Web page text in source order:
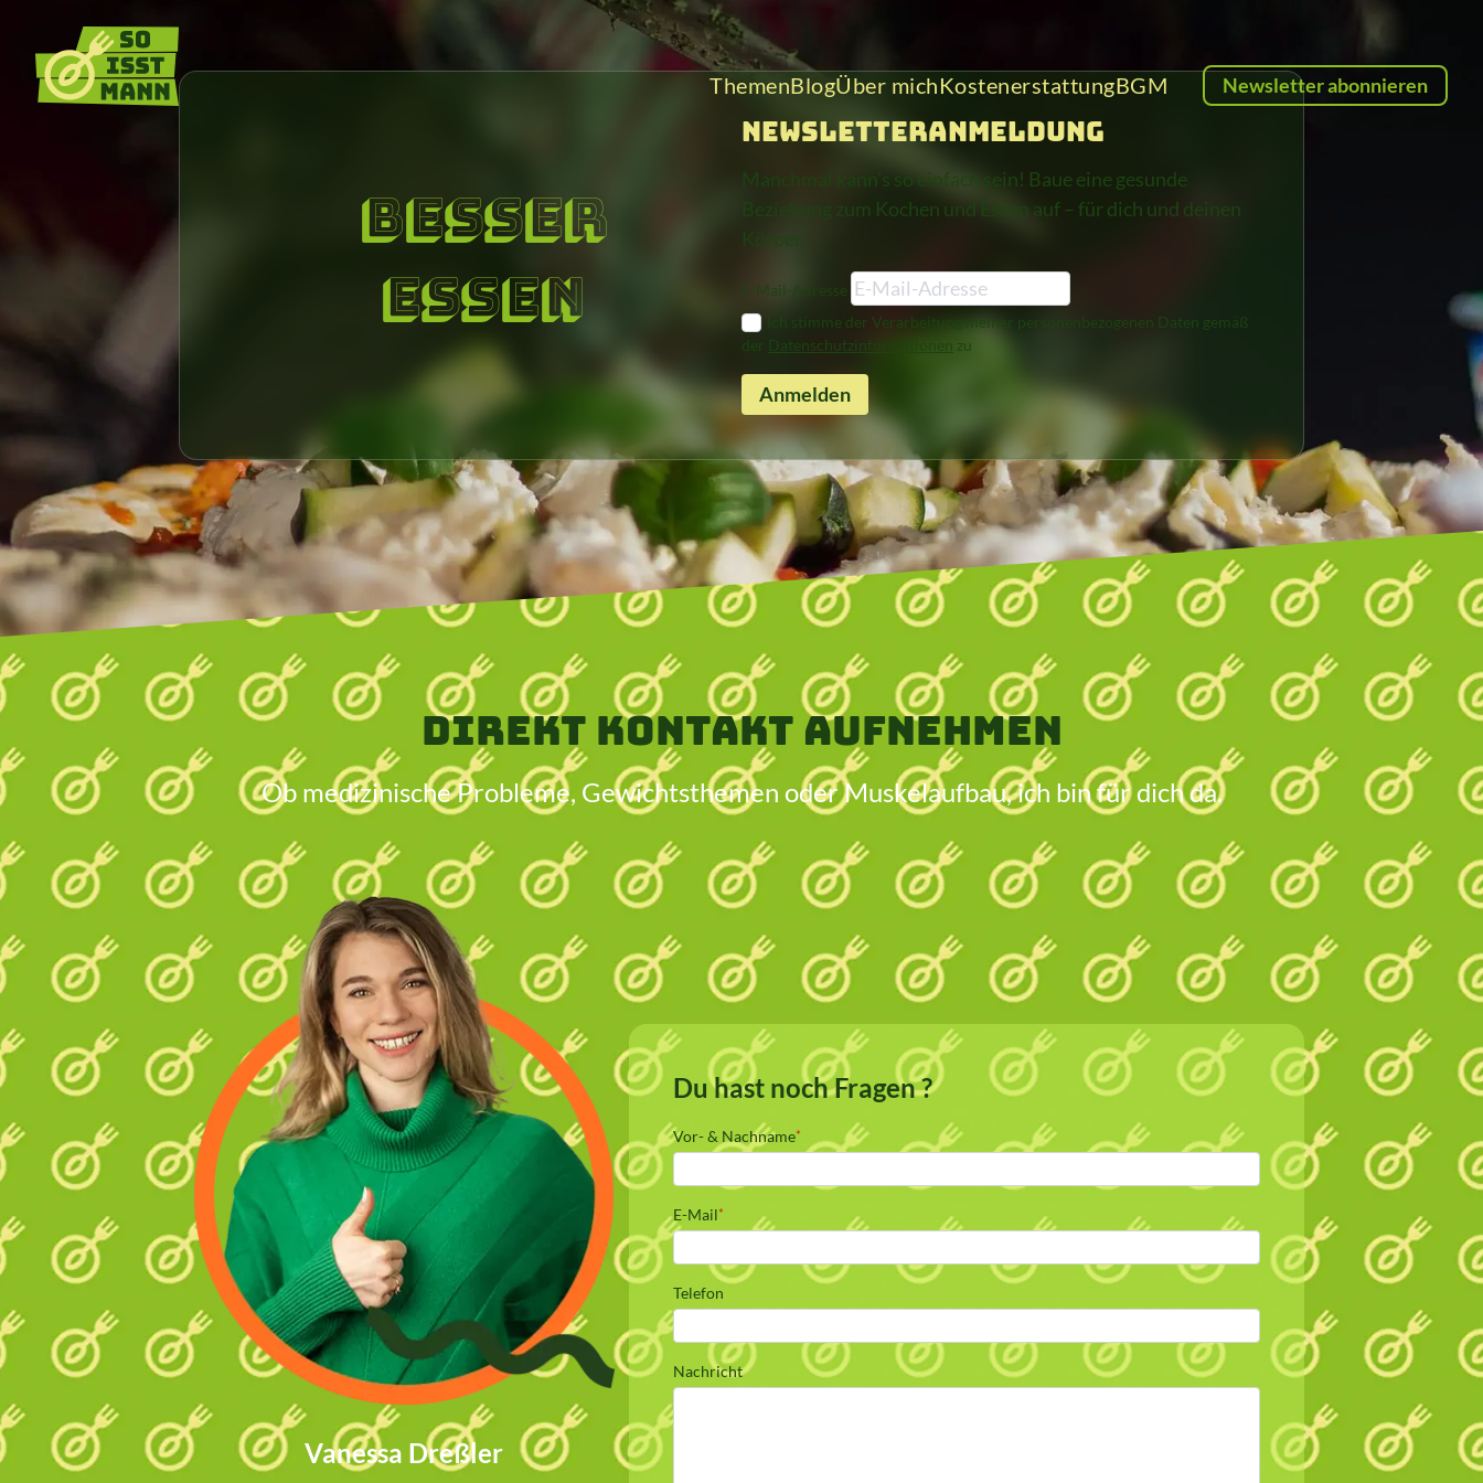
Zur Startseite
ThemenBlogÜber michKostenerstattungBGM Newsletter abonnieren
Besser
Essen
Newsletteranmeldung
Manchmal kann’s so einfach sein! Baue eine gesunde
Beziehung zum Kochen und Essen auf – für dich und deinen
Körper.
E-Mail-Adresse
Ich stimme der Verarbeitung meiner personenbezogenen Daten gemäß
der Datenschutzinformationen zu
Anmelden
Direkt Kontakt aufnehmen
Ob medizinische Probleme, Gewichtsthemen oder Muskelaufbau, ich bin für dich da.
Vanessa Dreßler
Du hast noch Fragen ?
Vor- & Nachname*
E-Mail*
Telefon
Nachricht